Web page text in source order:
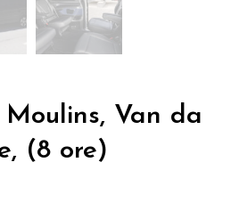
Moulins, Van da
(8 ore)